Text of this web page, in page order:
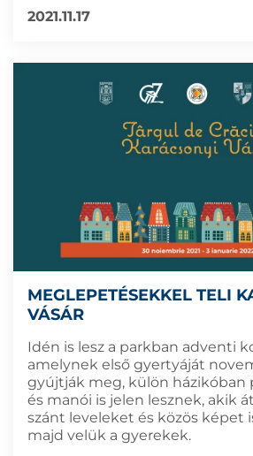
2021.11.17
MEGLEPETÉSEKKEL TELI
VÁSÁR
Idén is lesz a parkban adventi
amelynek első gyertyáját
gyújtják meg, külön házikóban
és manói is jelen lesznek, akik
szánt leveleket és közös képet
majd velük a gyerekek.